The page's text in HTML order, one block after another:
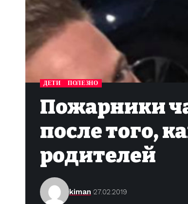
ДЕТИ ПОЛЕЗНО
Пожарники
после того,
родителей
kiman 27.02.2019